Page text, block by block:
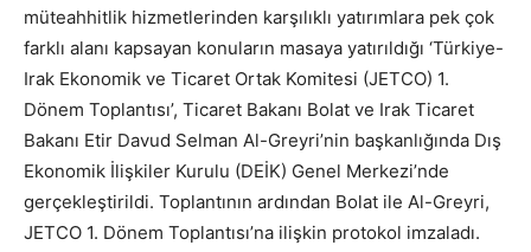
müteahhitlik hizmetlerinden karşılıklı yatırımlara pek çok
farklı alanı kapsayan konuların masaya yatırıldığı ‘Türkiye-
Irak Ekonomik ve Ticaret Ortak Komitesi (JETCO) 1.
Dönem Toplantısı’, Ticaret Bakanı Bolat ve Irak Ticaret
Bakanı Etir Davud Selman Al-Greyri’nin başkanlığında Dış
Ekonomik İlişkiler Kurulu (DEİK) Genel Merkezi’nde
gerçekleştirildi. Toplantının ardından Bolat ile Al-Greyri,
JETCO 1. Dönem Toplantısı’na ilişkin protokol imzaladı.